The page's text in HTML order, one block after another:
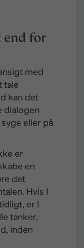
end for
med
tale
kan det
dialogen
eller på
er
en
det
Hvis I
er I
tanker,
inden